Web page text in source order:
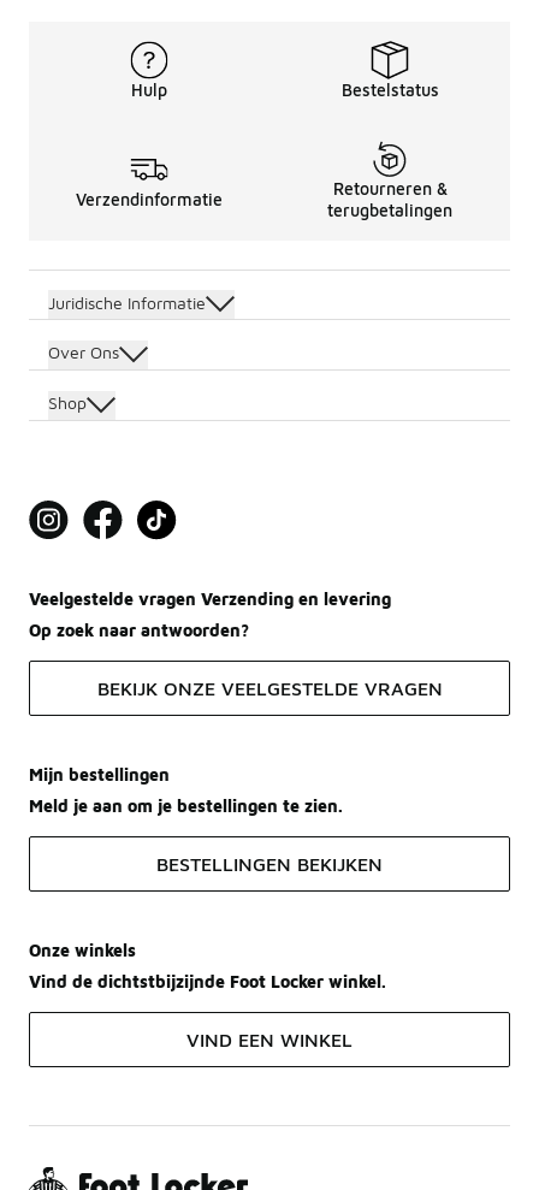
Hulp Bestelstatus
Verzendinformatie
Retourneren &
terugbetalingen
Juridische Informatie
Over Ons
Shop
Veelgestelde vragen Verzending en levering
Op zoek naar antwoorden?
BEKIJK ONZE VEELGESTELDE VRAGEN
Mijn bestellingen
Meld je aan om je bestellingen te zien.
BESTELLINGEN BEKIJKEN
Onze winkels
Vind de dichtstbijzijnde Foot Locker winkel.
VIND EEN WINKEL